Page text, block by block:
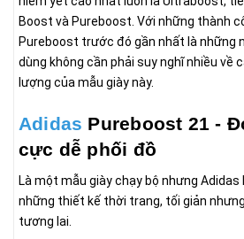
Boost và Pureboost. Với những thành
Pureboost trước đó gần nhất là những
dùng không cần phải suy nghĩ nhiều về
lượng của mẫu giày này.
Adidas Pureboost 21 -
cực dễ phối đồ
Là một mẫu giày chạy bộ nhưng Adidas
những thiết kế thời trang, tối giản
tương lai.